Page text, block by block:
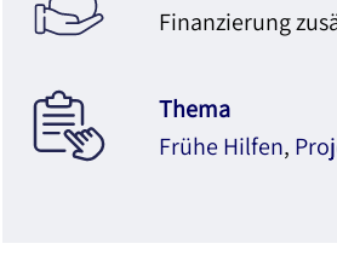
Finanzierung
Thema
Frühe Hilfen,